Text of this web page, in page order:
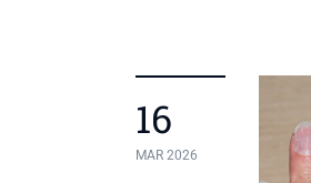
16
MAR 2026